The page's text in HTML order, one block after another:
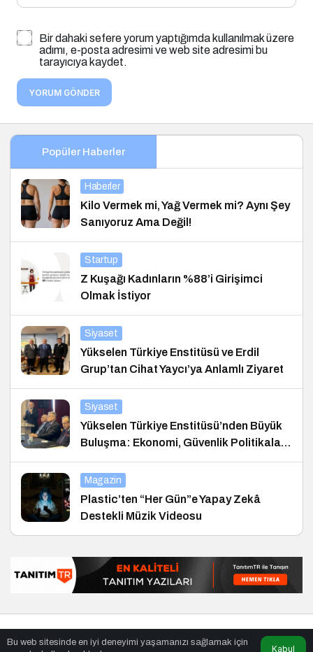
Bir dahaki sefere yorum yaptığımda kullanılmak üzere
adımı, e-posta adresimi ve web site adresimi bu
tarayıcıya kaydet.
YORUM GÖNDER
Popüler Haberler
Haberler
Kilo Vermek mi, Yağ Vermek mi? Aynı Şey
Sanıyoruz Ama Değil!
Startup
Z Kuşağı Kadınların %88’i Girişimci
Olmak İstiyor
Siyaset
Yükselen Türkiye Enstitüsü ve Erdil
Grup’tan Cihat Yaycı’ya Anlamlı Ziyaret
Siyaset
Yükselen Türkiye Enstitüsü’nden Büyük
Buluşma: Ekonomi, Güvenlik Politikaları
ve Hukuk Konferansı
Magazin
Plastic’ten “Her Gün”e Yapay Zekâ
Destekli Müzik Videosu
Bu web sitesinde en iyi deneyimi yaşamanızı sağlamak için
Kabul
en iyiler
listesi ,bihaber, sağlıklı